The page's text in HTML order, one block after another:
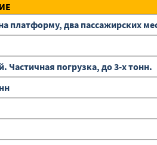
платформу, два пассажирских
Частичная погрузка, до 3-х тонн.